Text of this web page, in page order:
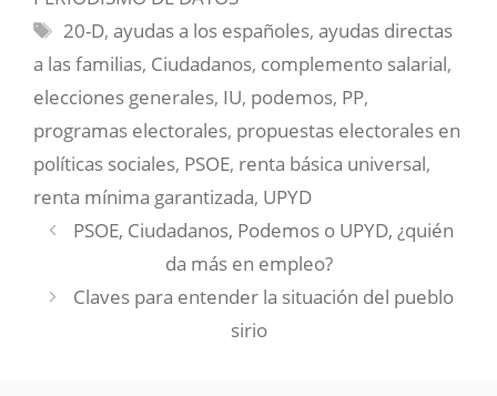
Etiquetas
20-D,ayudas a los españoles,ayudas directas
a las familias, Ciudadanos, complemento salarial,
elecciones generales, IU, podemos, PP,
programas electorales, propuestas electorales en
políticas sociales, PSOE, renta básica universal,
renta mínima garantizada, UPYD
PSOE, Ciudadanos, Podemos o UPYD, ¿quién
da más en empleo?
Claves para entender la situación del pueblo
sirio